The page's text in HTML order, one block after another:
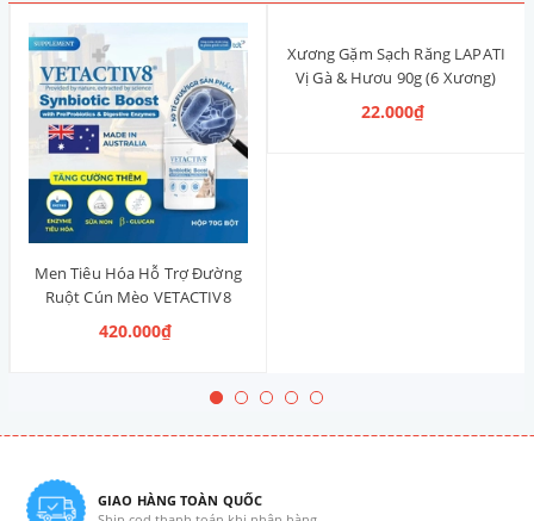
Men Tiêu Hóa Hỗ Trợ Đường
Ruột Cún Mèo VETACTIV8
Synbiotic Boost Úc 70g
420.000₫
Xương Gặm Sạch Răng LAPATI
Vị Gà & Hươu 90g (6 Xương)
22.000₫
GIAO HÀNG TOÀN QUỐC